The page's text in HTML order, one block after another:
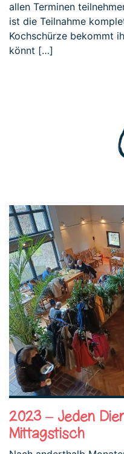
allen Terminen
ist die Teilnahme
Kochschürze bekommt
könnt […]
2023 – Jeden
Mittagstisch